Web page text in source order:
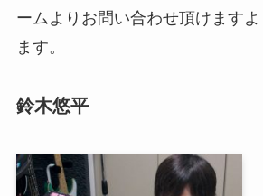
ームよりお問い合わせ頂けます
ます。
鈴木悠平